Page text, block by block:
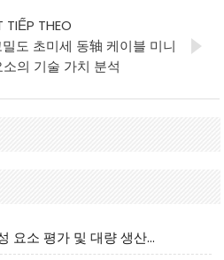
TIẾP THEO
도 초미세 동轴 케이블 미니
의 기술 가치 분석
CNC Tech 국산 케이블 구성 요소 평가 및 대량 생산 적합성 가이드